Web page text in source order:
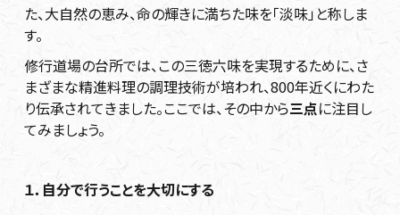
た、大自然の恵み、命の輝きに満ちた味を「淡味」と称しま
す。
修行道場の台所では、この三徳六味を実現するために、さ
まざまな精進料理の調理技術が培われ、800年近くにわた
り伝承されてきました。ここでは、その中から三点に注目し
てみましょう。
１．自分で行うことを大切にする